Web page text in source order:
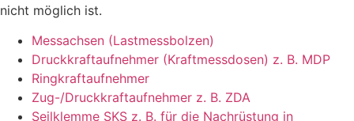
nicht möglich ist.
Messachsen (Lastmessbolzen)
Druckkraftaufnehmer (Kraftmessdosen) z. B. MDP
Ringkraftaufnehmer
Zug-/Druckkraftaufnehmer z. B. ZDA
Seilklemme SKS z. B. für die Nachrüstung in